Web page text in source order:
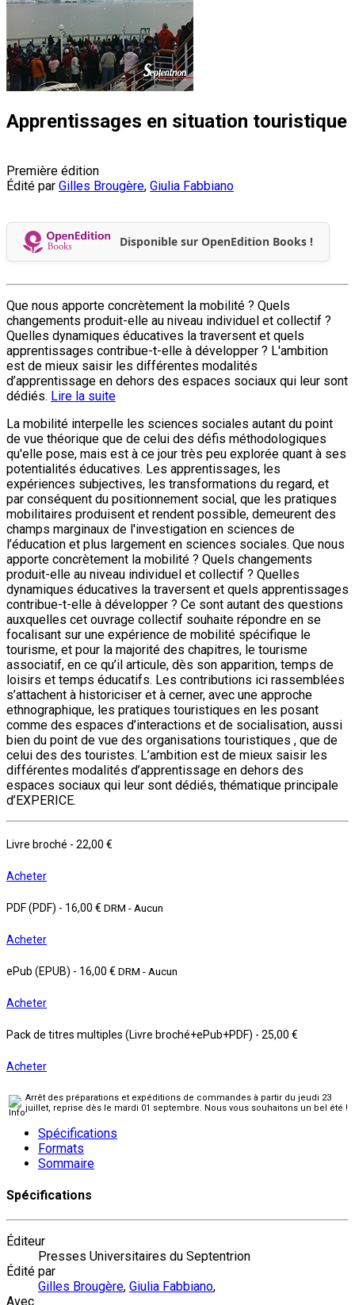
Apprentissages en situation touristique
Première édition
Édité par Gilles Brougère, Giulia Fabbiano
Disponible sur OpenEdition Books !
Que nous apporte concrètement la mobilité ? Quels
changements produit-elle au niveau individuel et collectif ?
Quelles dynamiques éducatives la traversent et quels
apprentissages contribue-t-elle à développer ? L'ambition
est de mieux saisir les différentes modalités
d’apprentissage en dehors des espaces sociaux qui leur sont
dédiés. Lire la suite
La mobilité interpelle les sciences sociales autant du point
de vue théorique que de celui des défis méthodologiques
qu'elle pose, mais est à ce jour très peu explorée quant à ses
potentialités éducatives. Les apprentissages, les
expériences subjectives, les transformations du regard, et
par conséquent du positionnement social, que les pratiques
mobilitaires produisent et rendent possible, demeurent des
champs marginaux de l'investigation en sciences de
l’éducation et plus largement en sciences sociales. Que nous
apporte concrètement la mobilité ? Quels changements
produit-elle au niveau individuel et collectif ? Quelles
dynamiques éducatives la traversent et quels apprentissages
contribue-t-elle à développer ? Ce sont autant des questions
auxquelles cet ouvrage collectif souhaite répondre en se
focalisant sur une expérience de mobilité spécifique le
tourisme, et pour la majorité des chapitres, le tourisme
associatif, en ce qu’il articule, dès son apparition, temps de
loisirs et temps éducatifs. Les contributions ici rassemblées
s’attachent à historiciser et à cerner, avec une approche
ethnographique, les pratiques touristiques en les posant
comme des espaces d’interactions et de socialisation, aussi
bien du point de vue des organisations touristiques , que de
celui des des touristes. L’ambition est de mieux saisir les
différentes modalités d’apprentissage en dehors des
espaces sociaux qui leur sont dédiés, thématique principale
d’EXPERICE.
Livre broché - 22,00 €
Acheter
PDF (PDF) - 16,00 € DRM - Aucun
Acheter
ePub (EPUB) - 16,00 € DRM - Aucun
Acheter
Pack de titres multiples (Livre broché+ePub+PDF) - 25,00 €
Acheter
Arrêt des préparations et expéditions de commandes à partir du jeudi 23
juillet, reprise dès le mardi 01 septembre. Nous vous souhaitons un bel été !
Spécifications
Formats
Sommaire
Spécifications
Éditeur
Presses Universitaires du Septentrion
Édité par
Gilles Brougère, Giulia Fabbiano,
Avec